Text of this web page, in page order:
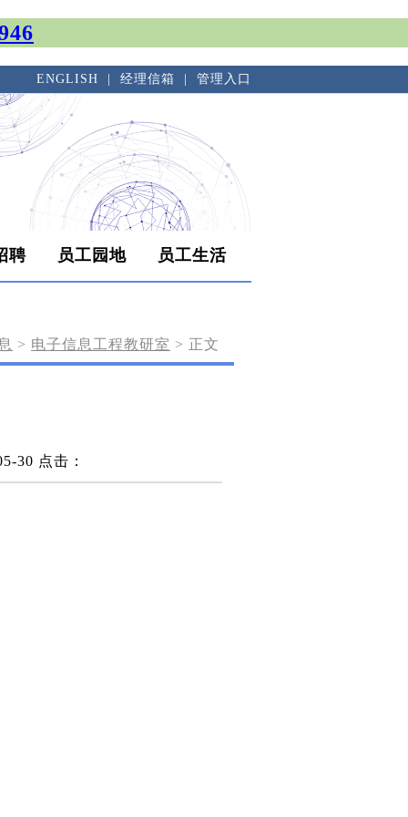
ENGLISH 经理信箱 管理入口
聘 员工园地 员工生活
> 电子信息工程教研室 > 正文
30 点击：